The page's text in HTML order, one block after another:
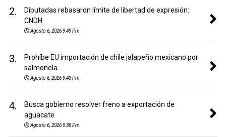
2.
Diputadas rebasaron límite de libertad de expresión:
CNDH
Agosto 6, 2026 9:49 Pm
3.
Prohíbe EU importación de chile jalapeño mexicano por
salmonela
Agosto 6, 2026 9:43 Pm
4.
Busca gobierno resolver freno a exportación de
aguacate
Agosto 6, 2026 9:38 Pm